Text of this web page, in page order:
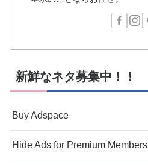
新鮮なネタ募集中！！
Buy Adspace
Hide Ads for Premium Members